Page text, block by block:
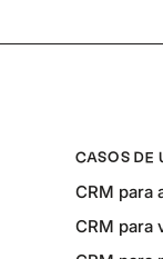
CASOS DE
CRM para
CRM para